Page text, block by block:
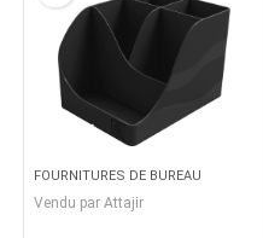
FOURNITURES DE BUREAU
Vendu par Attajir